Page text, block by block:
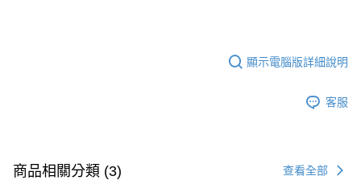
顯示電腦版詳細說明
客服
商品相關分類 (3) 查看全部